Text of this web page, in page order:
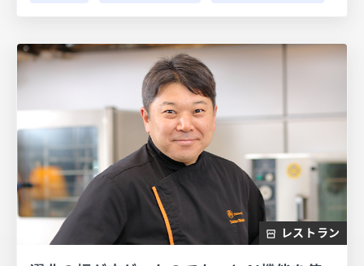
レストラン